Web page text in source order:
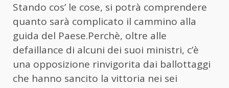
Stando cos’ le cose, si potrà comprendere
quanto sarà complicato il cammino alla
guida del Paese.Perchè, oltre alle
defaillance di alcuni dei suoi ministri, c’è
una opposizione rinvigorita dai ballottaggi
che hanno sancito la vittoria nei sei